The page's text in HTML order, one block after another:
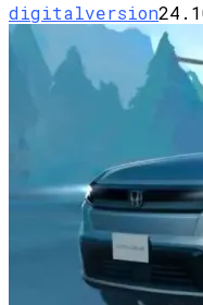
digitalversion